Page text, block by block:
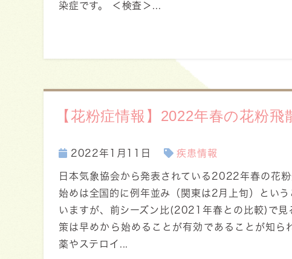
染症です。 ＜検査＞...
【花粉症情報】2022年春の花粉飛
2022年1月11日 疾患情報
日本気象協会から発表されている2022年春の花
始めは全国的に例年並み（関東は2月上旬）とい
いますが、前シーズン比(2021年春との比較)で
策は早めから始めることが有効であることが知
薬やステロイ...